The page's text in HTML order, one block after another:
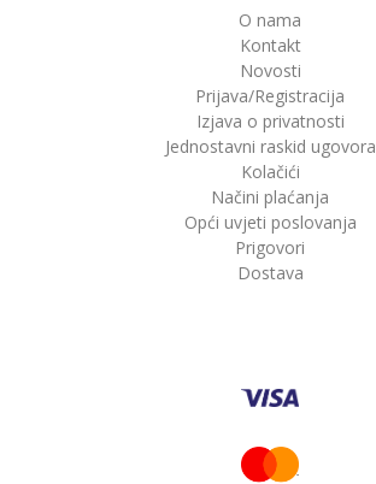
O nama
Kontakt
Novosti
Prijava/Registracija
Izjava o privatnosti
Jednostavni raskid ugovora
Kolačići
Načini plaćanja
Opći uvjeti poslovanja
Prigovori
Dostava